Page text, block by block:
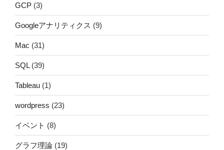
GCP (3)
Googleアナリティクス (9)
Mac (31)
SQL(39)
Tableau (1)
wordpress (23)
イベント (8)
グラフ理論 (19)